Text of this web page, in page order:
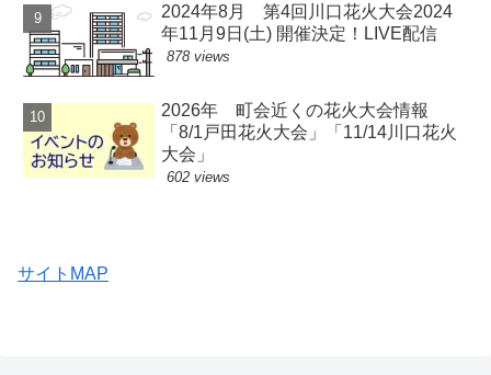
2024年8月 第4回川口花火大会2024
年11月9日(土) 開催決定！LIVE配信
878 views
2026年 町会近くの花火大会情報
「8/1戸田花火大会」「11/14川口花火
大会」
602 views
サイトMAP